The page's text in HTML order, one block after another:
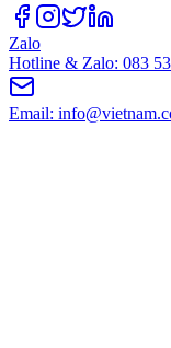
Zalo
Hotline & Zalo: 083
Email: